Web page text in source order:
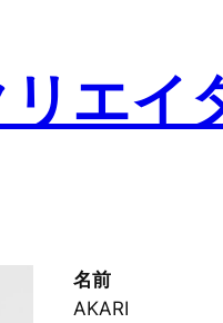
エイ
名前
AKARI